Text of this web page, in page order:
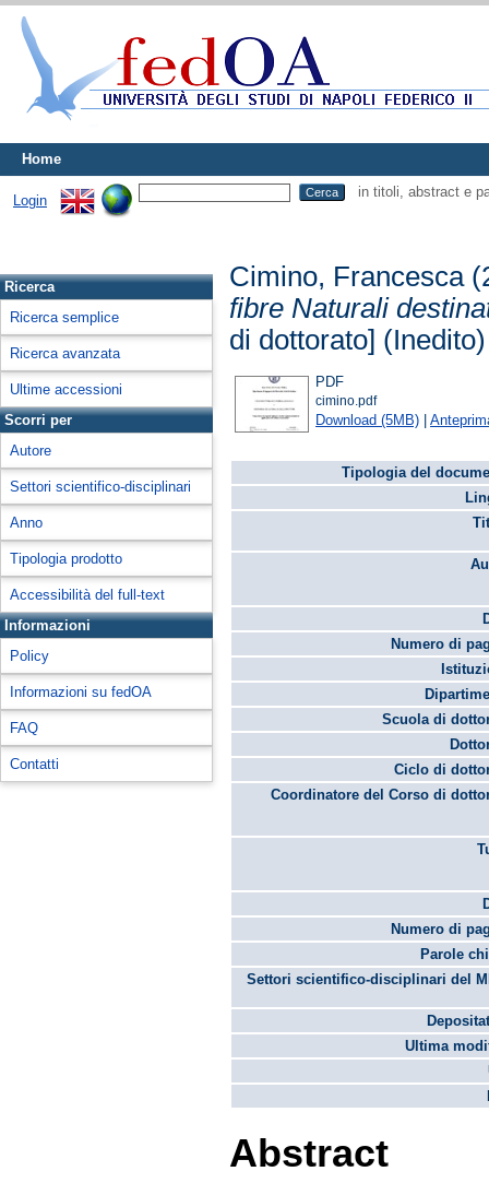
Home
Login
in titoli, abstract e
Ricerca
Ricerca semplice
Ricerca avanzata
Ultime accessioni
Scorri per
Autore
Settori scientifico-disciplinari
Anno
Tipologia prodotto
Accessibilità del full-text
Informazioni
Policy
Informazioni su fedOA
FAQ
Contatti
Cimino, Francesca
fibre Naturali
di dottorato] (Inedito)
PDF
cimino.pdf
Download (5MB) |
Tipologia del
Numero di
Scuola di
Ciclo di
Coordinatore del Corso di
Numero di
Parole
Settori scientifico-disciplinari del
Ultima
Abstract